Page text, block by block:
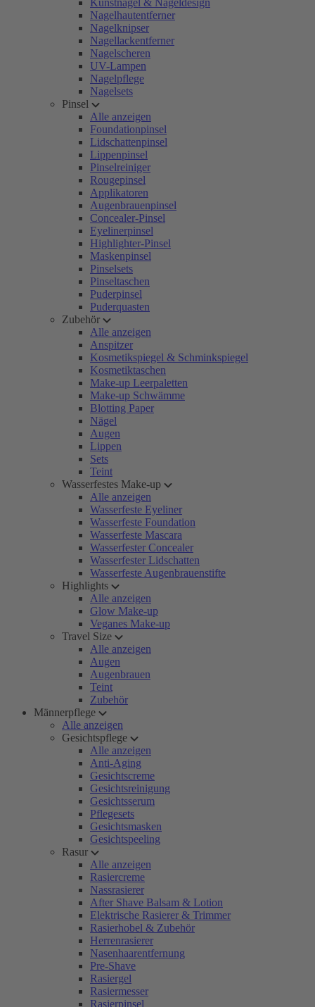
Kunstnägel & Nageldesign
Nagelhautentferner
Nagelknipser
Nagellackentferner
Nagelscheren
UV-Lampen
Nagelpflege
Nagelsets
Pinsel
Alle anzeigen
Foundationpinsel
Lidschattenpinsel
Lippenpinsel
Pinselreiniger
Rougepinsel
Applikatoren
Augenbrauenpinsel
Concealer-Pinsel
Eyelinerpinsel
Highlighter-Pinsel
Maskenpinsel
Pinselsets
Pinseltaschen
Puderpinsel
Puderquasten
Zubehör
Alle anzeigen
Anspitzer
Kosmetikspiegel & Schminkspiegel
Kosmetiktaschen
Make-up Leerpaletten
Make-up Schwämme
Blotting Paper
Nägel
Augen
Lippen
Sets
Teint
Wasserfestes Make-up
Alle anzeigen
Wasserfeste Eyeliner
Wasserfeste Foundation
Wasserfeste Mascara
Wasserfester Concealer
Wasserfester Lidschatten
Wasserfeste Augenbrauenstifte
Highlights
Alle anzeigen
Glow Make-up
Veganes Make-up
Travel Size
Alle anzeigen
Augen
Augenbrauen
Teint
Zubehör
Männerpflege
Alle anzeigen
Gesichtspflege
Alle anzeigen
Anti-Aging
Gesichtscreme
Gesichtsreinigung
Gesichtsserum
Pflegesets
Gesichtsmasken
Gesichtspeeling
Rasur
Alle anzeigen
Rasiercreme
Nassrasierer
After Shave Balsam & Lotion
Elektrische Rasierer & Trimmer
Rasierhobel & Zubehör
Herrenrasierer
Nasenhaarentfernung
Pre-Shave
Rasiergel
Rasiermesser
Rasierpinsel